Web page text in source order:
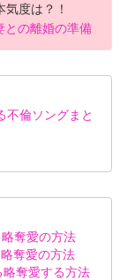
気度は？！
との離婚の準備
不倫ソングまと
奪愛の方法
奪愛の方法
奪愛する方法